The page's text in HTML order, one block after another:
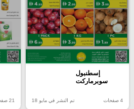
إسطنبول
سوبرماركت
4 صفحات تم النشر في مايو 18 21 صفحات